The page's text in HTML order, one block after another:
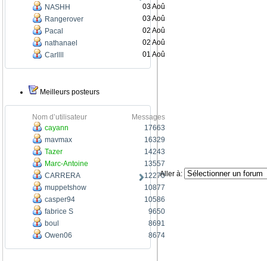
NASHH
03 Aoû
Rangerover
03 Aoû
Pacal
02 Aoû
nathanael
02 Aoû
Carllll
01 Aoû
Meilleurs posteurs
Nom d’utilisateur
Messages
cayann
17663
mavmax
16329
Tazer
14243
Marc-Antoine
13557
CARRERA
12270
muppetshow
10877
casper94
10586
fabrice S
9650
boul
8691
Owen06
8674
Aller à: